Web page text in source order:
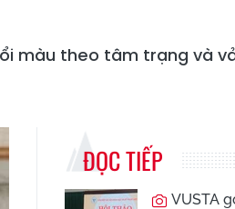
màu theo tâm trạng và
ĐỌC TIẾP
VUSTA